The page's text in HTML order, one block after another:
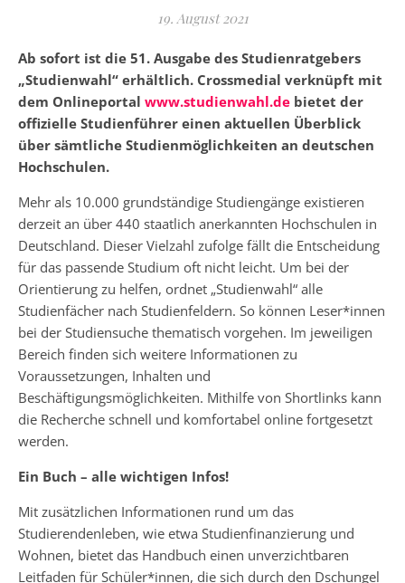
19. August 2021
Ab sofort ist die 51. Ausgabe des Studienratgebers
„Studienwahl“ erhältlich. Crossmedial verknüpft mit
dem Onlineportal www.studienwahl.de bietet der
offizielle Studienführer einen aktuellen Überblick
über sämtliche Studienmöglichkeiten an deutschen
Hochschulen.
Mehr als 10.000 grundständige Studiengänge existieren
derzeit an über 440 staatlich anerkannten Hochschulen in
Deutschland. Dieser Vielzahl zufolge fällt die Entscheidung
für das passende Studium oft nicht leicht. Um bei der
Orientierung zu helfen, ordnet „Studienwahl“ alle
Studienfächer nach Studienfeldern. So können Leser*innen
bei der Studiensuche thematisch vorgehen. Im jeweiligen
Bereich finden sich weitere Informationen zu
Voraussetzungen, Inhalten und
Beschäftigungsmöglichkeiten. Mithilfe von Shortlinks kann
die Recherche schnell und komfortabel online fortgesetzt
werden.
Ein Buch – alle wichtigen Infos!
Mit zusätzlichen Informationen rund um das
Studierendenleben, wie etwa Studienfinanzierung und
Wohnen, bietet das Handbuch einen unverzichtbaren
Leitfaden für Schüler*innen, die sich durch den Dschungel